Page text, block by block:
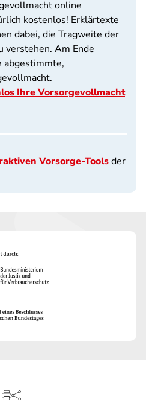
online
kostenlos! Erklärtexte
dabei, die Tragweite der
verstehen. Am Ende
abgestimmte,
Ihre Vorsorgevollmacht
Vorsorge-Toolsder